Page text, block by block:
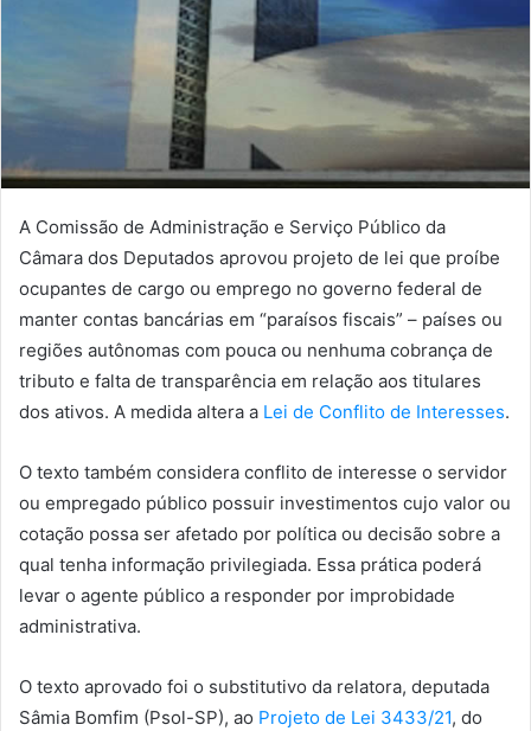
A Comissão de Administração e Serviço Público da
Câmara dos Deputados aprovou projeto de lei que proíbe
ocupantes de cargo ou emprego no governo federal de
manter contas bancárias em “paraísos fiscais” – países ou
regiões autônomas com pouca ou nenhuma cobrança de
tributo e falta de transparência em relação aos titulares
dos ativos. A medida altera a Lei de Conflito de Interesses.
O texto também considera conflito de interesse o servidor
ou empregado público possuir investimentos cujo valor ou
cotação possa ser afetado por política ou decisão sobre a
qual tenha informação privilegiada. Essa prática poderá
levar o agente público a responder por improbidade
administrativa.
O texto aprovado foi o substitutivo da relatora, deputada
Sâmia Bomfim (Psol-SP), ao Projeto de Lei 3433/21, do